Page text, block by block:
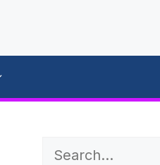
Search